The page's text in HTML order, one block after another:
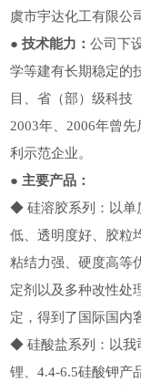
虞市宇达化工有限公
● 技术能力：公司下
学等建有长期稳定的
目、省（部）级科技
2003年、2006年曾
利示范企业。
● 主要产品：
◆ 硅溶胶系列：以单
低、透明度好、胶粒
粘结力强、硬度高等
定剂以及多种改性处
定，得到了国际国内
◆ 硅酸盐系列：以我
锂、4.4-6.5硅酸钾产